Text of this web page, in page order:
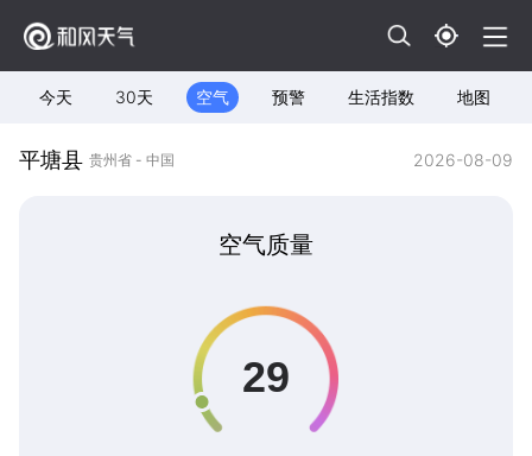
今天 30天 空气 预警 生活指数 地图
平塘县 贵州省 - 中国 2026-08-09
空气质量